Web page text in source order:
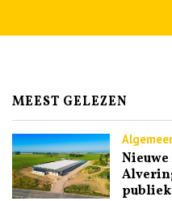
MEEST GELEZEN
publiek